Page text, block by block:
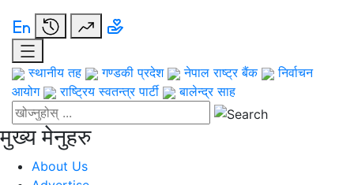
स्थानीय तह गण्डकी प्रदेश नेपाल राष्ट्र बैंक
निर्वाचन
आयोग
राष्ट्रिय स्वतन्त्र पार्टी बालेन्द्र साह
मुख्य मेनुहरु
About Us